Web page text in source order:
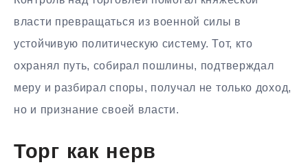
власти превращаться из военной силы в
устойчивую политическую систему. Тот, кто
охранял путь, собирал пошлины, подтверждал
меру и разбирал споры, получал не только доход,
но и признание своей власти.
Торг как нерв